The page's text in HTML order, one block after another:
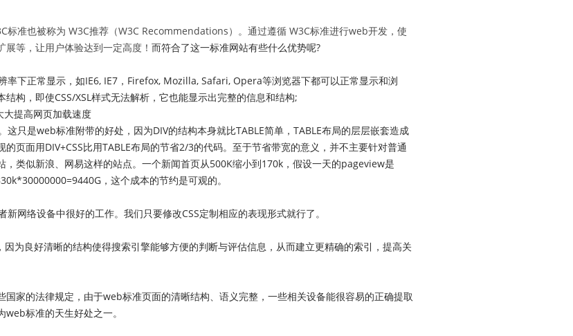
标准也被称为 W3C推荐（W3C Recommendations）。通过遵循 W3C标准进行web开发，使
等，让用户体验达到一定高度！ 而符合了这一标准网站有些什么优势呢?
率下正常显示，如IE6, IE7，Firefox, Mozilla, Safari, Opera等浏览器下都可以正常显示和浏
构，即使CSS/XSL样式无法解析，它也能显示出完整的信息和结构;
大提高网页加载速度
只是web标准附带的好处，因为DIV的结构本身就比TABLE简单，TABLE布局的层层嵌套造成
页面用DIV+CSS比用TABLE布局的节省2/3的代码。至于节省带宽的意义，并不主要针对普通
，类似新浪、网易这样的站点。一个新闻首页从500K缩小到170k，假设一天的pageview是
，这个成本的节约是可观的。
网络设备中很好的工作。我们只要修改CSS定制相应的表现形式就行了。
因为良好清晰的结构使得搜索引擎能够方便的判断与评估信息，从而建立更精确的索引，提高关
家的法律规定，由于web标准页面的清晰结构、语义完整，一些相关设备能很容易的正确提取
标准的天生好处之一。